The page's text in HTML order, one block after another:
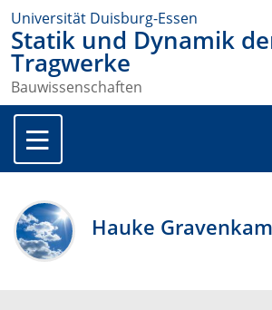
Universität Duisburg-Essen
Statik und Dynamik
Tragwerke
Bauwissenschaften
Hauke